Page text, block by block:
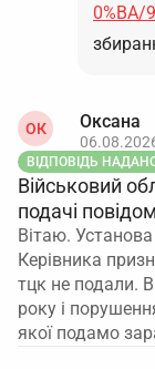
0%BA/
ОК Оксана
ВІДПОВІДЬ
Військовий
подачі
Вітаю.
Керівника
тцк не подали.
року і
якої подамо